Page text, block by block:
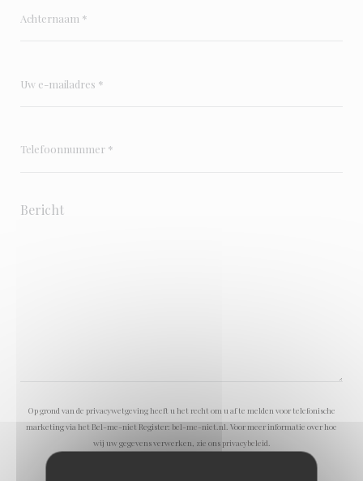
Op grond van de privacywetgeving heeft u het recht om u af te melden voor telefonische
marketing via het Bel-me-niet Register: bel-me-niet.nl . Voor meer informatie over hoe
wij uw gegevens verwerken, zie ons privacybeleid